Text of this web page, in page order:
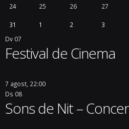
24 25 26 27
31 1 2 3
Dv 07
Festival de Cinema
7 agost, 22:00
Ds 08
Sons de Nit –